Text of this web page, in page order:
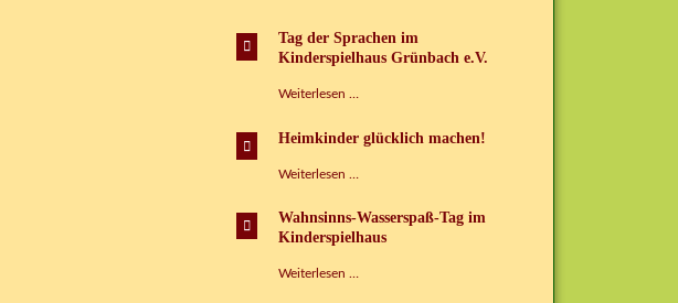
machen“
Tag der Sprachen im
Kinderspielhaus Grünbach e.V.
Weiterlesen …
Sprachen
e.V.
Heimkinder glücklich machen!
Weiterlesen …
machen!
Wahnsinns-Wasserspaß-Tag im
Kinderspielhaus
Weiterlesen …